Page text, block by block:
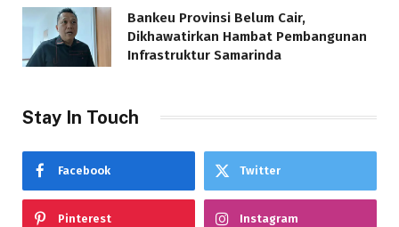
Bankeu Provinsi Belum Cair,
Dikhawatirkan Hambat Pembangunan
Infrastruktur Samarinda
Stay In Touch
Facebook Twitter
Pinterest Instagram